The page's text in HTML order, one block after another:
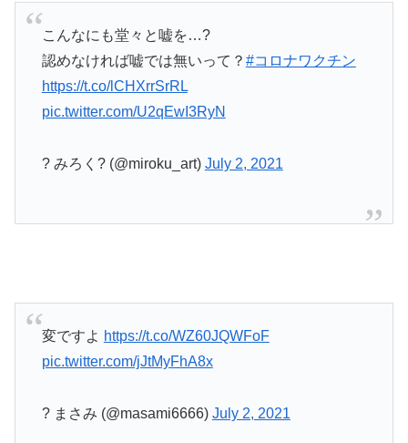
こんなにも堂々と嘘を…?
認めなければ嘘では無いって？ #コロナワクチン
https://t.co/lCHXrrSrRL
pic.twitter.com/U2qEwI3RyN
? みろく? (@miroku_art) July 2, 2021
変ですよ https://t.co/WZ60JQWFoF
pic.twitter.com/jJtMyFhA8x
? まさみ (@masami6666) July 2, 2021